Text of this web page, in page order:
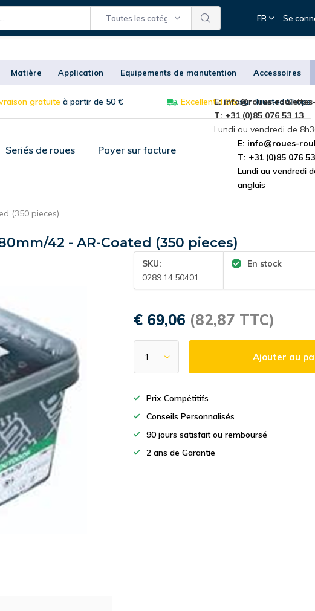
Toutes les catégories FR Se
Matière Application Equipements de manutention Accessoires
gratuite à partir de 50 € Excellent 4,8/5sur Trusted Shops
E:info@roues-
T: +31 (0)85 076 53 13
Lundi au vendredi de
Seriés de roues Payer sur facture
E: info@roues-
T: +31 (0)85 076
Lundi au vendredi
anglais
(350 pieces)
42 - AR-Coated (350 pieces)
SKU:
0289.14.50401
En stock
€ 69,06 (82,87 TTC)
Ajouter au
Prix Compétitifs
Conseils Personnalisés
90 jours satisfait ou remboursé
2 ans de Garantie